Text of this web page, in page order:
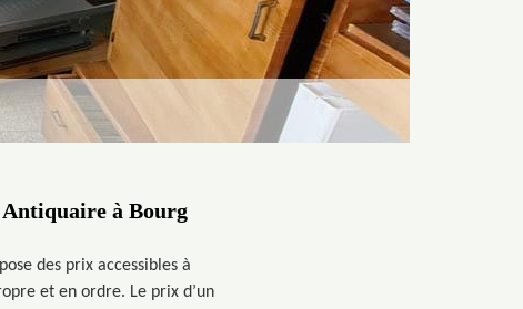
Antiquaire à Bourg
des prix accessibles à
et en ordre. Le prix d’un